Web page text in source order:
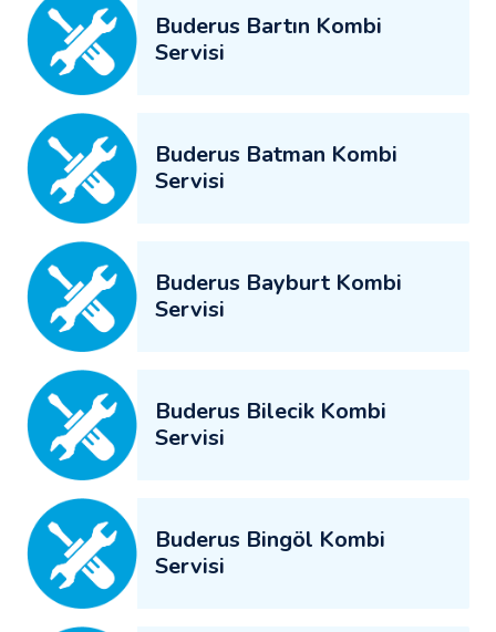
Buderus Bartın Kombi
Servisi
Buderus Batman Kombi
Servisi
Buderus Bayburt Kombi
Servisi
Buderus Bilecik Kombi
Servisi
Buderus Bingöl Kombi
Servisi